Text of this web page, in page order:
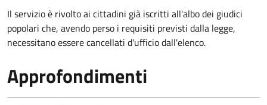
Il servizio è rivolto ai cittadini già iscritti all'albo dei giudici
popolari che, avendo perso i requisiti previsti dalla legge,
necessitano essere cancellati d'ufficio dall'elenco.
Approfondimenti